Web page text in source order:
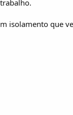
isolamento que